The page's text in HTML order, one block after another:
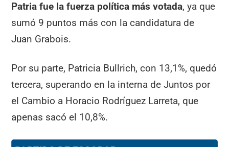
Patria fue la fuerza política más votada, ya que
sumó 9 puntos más con la candidatura de
Juan Grabois.
Por su parte, Patricia Bullrich, con 13,1%, quedó
tercera, superando en la interna de Juntos por
el Cambio a Horacio Rodríguez Larreta, que
apenas sacó el 10,8%.